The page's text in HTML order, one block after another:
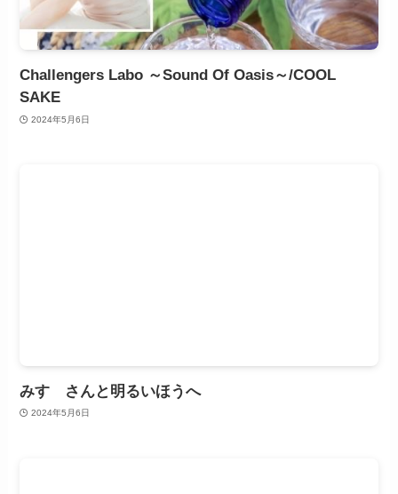
Challengers Labo ～Sound Of Oasis～/COOL
SAKE
2024年5月6日
みすゞさんと明るいほうへ
2024年5月6日